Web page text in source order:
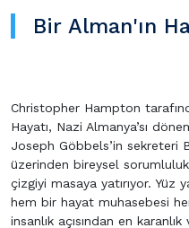
Bir Alman'ın
Christopher Hampton
Hayatı, Nazi Almanya’sı
Joseph Göbbels’in sekreteri
üzerinden bireysel
çizgiyi masaya yatırıyor. Yüz
hem bir hayat muhasebesi
insanlık açısından en